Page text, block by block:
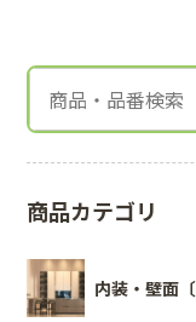
商品カテゴリ
内装・壁面